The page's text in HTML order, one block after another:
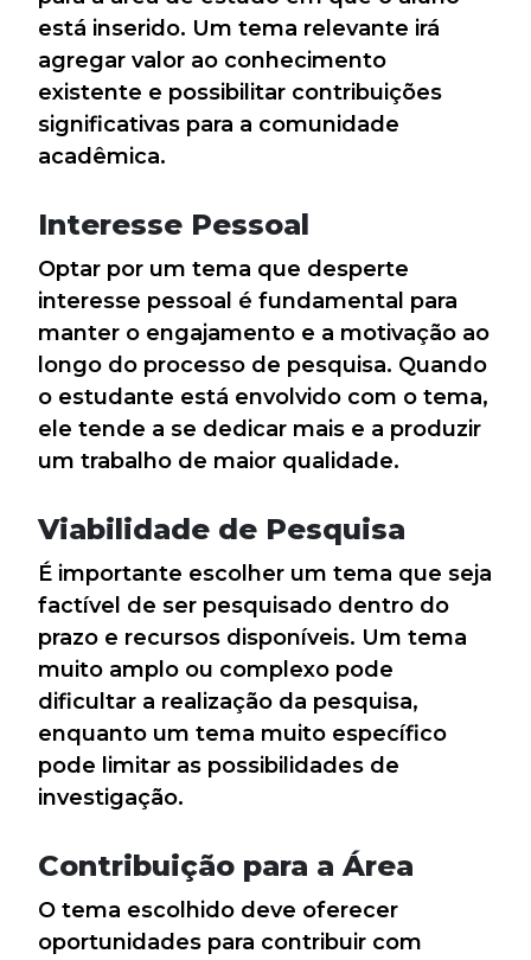
está inserido. Um tema relevante irá
agregar valor ao conhecimento
existente e possibilitar contribuições
significativas para a comunidade
acadêmica.
Interesse Pessoal
Optar por um tema que desperte
interesse pessoal é fundamental para
manter o engajamento e a motivação ao
longo do processo de pesquisa. Quando
o estudante está envolvido com o tema,
ele tende a se dedicar mais e a produzir
um trabalho de maior qualidade.
Viabilidade de Pesquisa
É importante escolher um tema que seja
factível de ser pesquisado dentro do
prazo e recursos disponíveis. Um tema
muito amplo ou complexo pode
dificultar a realização da pesquisa,
enquanto um tema muito específico
pode limitar as possibilidades de
investigação.
Contribuição para a Área
O tema escolhido deve oferecer
oportunidades para contribuir com